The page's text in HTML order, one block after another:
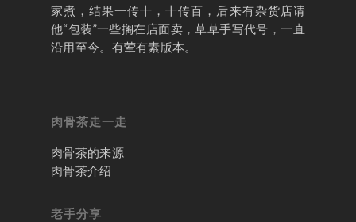
家煮，结果一传十，十传百，后来有杂货店请
他“包装”一些搁在店面卖，草草手写代号，一直
沿用至今。有荤有素版本。
肉骨茶走一走
肉骨茶的来源
肉骨茶介绍
老手分享